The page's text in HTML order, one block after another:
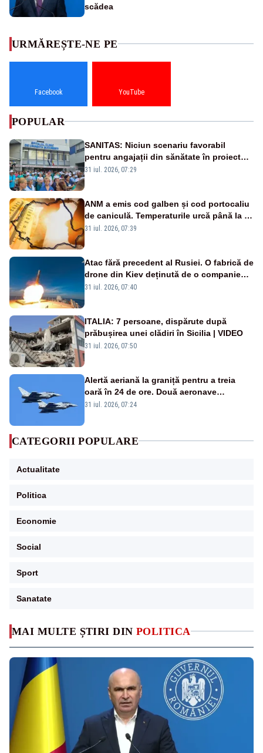
scădea
MAI MULTE ȘTIRI DIN POLITICA
URMĂREȘTE-NE PE
Facebook YouTube
POPULAR
SANITAS: Niciun scenariu favorabil
pentru angajații din sănătate în proiectul
Legii salarizării
31 iul. 2026, 07:29
ANM a emis cod galben și cod portocaliu
de caniculă. Temperaturile urcă până la 38
de grade, iar nopțile devin tropicale
31 iul. 2026, 07:39
Atac fără precedent al Rusiei. O fabrică de
drone din Kiev deținută de o companie
americană, distrusă de o rachetă
31 iul. 2026, 07:40
ITALIA: 7 persoane, dispărute după
prăbușirea unei clădiri în Sicilia | VIDEO
31 iul. 2026, 07:50
Alertă aeriană la graniță pentru a treia
oară în 24 de ore. Două aeronave
Eurofighter britanice au fost ridicate de la
31 iul. 2026, 07:24
CATEGORII POPULARE
Actualitate
Politica
Economie
Social
Sport
Sanatate